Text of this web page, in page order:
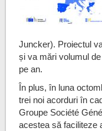
Juncker). Proiectul
și va mări volumul
pe an.
În plus, în luna
trei noi acorduri în
Groupe Société
acestea să faciliteze